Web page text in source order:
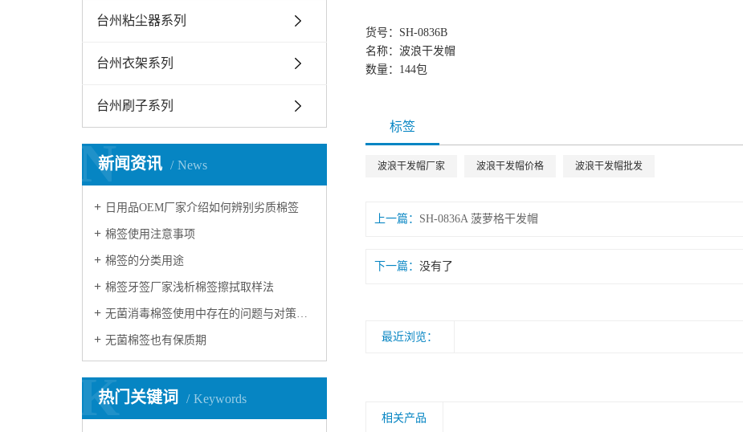
台州粘尘器系列
台州衣架系列
台州刷子系列
新闻资讯 News
N
日用品OEM厂家介绍如何辨别劣质棉签
棉签使用注意事项
棉签的分类用途
棉签牙签厂家浅析棉签擦拭取样法
无菌消毒棉签使用中存在的问题与对策研究
无菌棉签也有保质期
热门关键词 Keywords
K
货号：SH-0836B
名称：波浪干发帽
数量：144包
标签
波浪干发帽厂家 波浪干发帽价格 波浪干发帽批发
上一篇： SH-0836A 菠萝格干发帽
下一篇： 没有了
最近浏览：
相关产品